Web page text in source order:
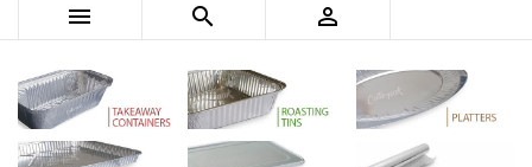
  